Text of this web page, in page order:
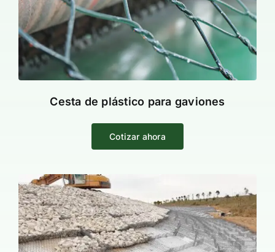
Cesta de plástico para gaviones
Cotizar ahora